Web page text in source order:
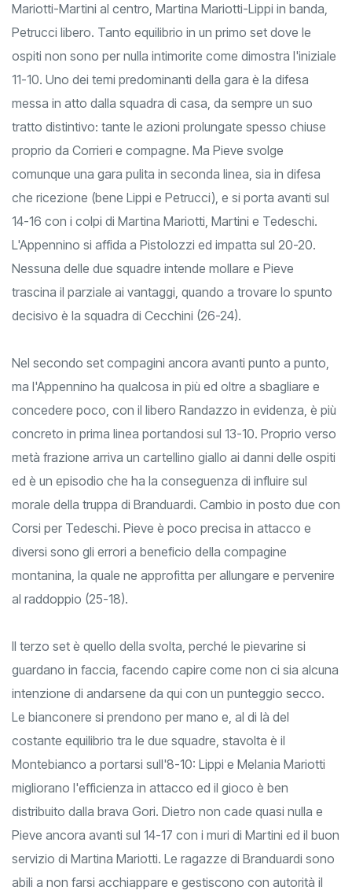
schierano con Paladini-Tedeschi in diagonale, Melania
Mariotti-Martini al centro, Martina Mariotti-Lippi in banda,
Petrucci libero. Tanto equilibrio in un primo set dove le
ospiti non sono per nulla intimorite come dimostra l'iniziale
11-10. Uno dei temi predominanti della gara è la difesa
messa in atto dalla squadra di casa, da sempre un suo
tratto distintivo: tante le azioni prolungate spesso chiuse
proprio da Corrieri e compagne. Ma Pieve svolge
comunque una gara pulita in seconda linea, sia in difesa
che ricezione (bene Lippi e Petrucci), e si porta avanti sul
14-16 con i colpi di Martina Mariotti, Martini e Tedeschi.
L'Appennino si affida a Pistolozzi ed impatta sul 20-20.
Nessuna delle due squadre intende mollare e Pieve
trascina il parziale ai vantaggi, quando a trovare lo spunto
Nel secondo set compagini ancora avanti punto a punto,
ma l'Appennino ha qualcosa in più ed oltre a sbagliare e
concedere poco, con il libero Randazzo in evidenza, è più
concreto in prima linea portandosi sul 13-10. Proprio verso
metà frazione arriva un cartellino giallo ai danni delle ospiti
ed è un episodio che ha la conseguenza di influire sul
morale della truppa di Branduardi. Cambio in posto due con
Corsi per Tedeschi. Pieve è poco precisa in attacco e
diversi sono gli errori a beneficio della compagine
montanina, la quale ne approfitta per allungare e pervenire
Il terzo set è quello della svolta, perché le pievarine si
guardano in faccia, facendo capire come non ci sia alcuna
intenzione di andarsene da qui con un punteggio secco.
Le bianconere si prendono per mano e, al di là del
costante equilibrio tra le due squadre, stavolta è il
Montebianco a portarsi sull'8-10: Lippi e Melania Mariotti
migliorano l'efficienza in attacco ed il gioco è ben
distribuito dalla brava Gori. Dietro non cade quasi nulla e
Pieve ancora avanti sul 14-17 con i muri di Martini ed il buon
servizio di Martina Mariotti. Le ragazze di Branduardi sono